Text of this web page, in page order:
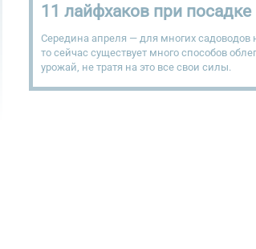
11 лайфхаков при посадке
Середина апреля — для многих
то сейчас существует много способов
урожай, не тратя на это все свои силы.